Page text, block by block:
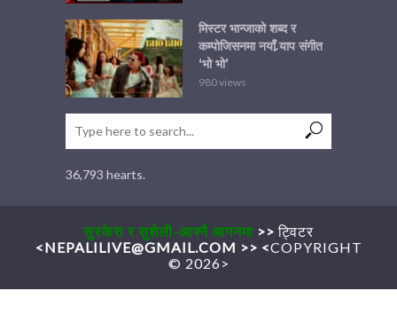
मिस्टर भान्जाको शब्द र
कम्पोजिसनमा नयाँ र्‍याप संगीत
‘भो भो’
980 views
36,793 hearts.
सुस्केरा र सुशेली-आफ्नै आगनमा >> ट्विटर
<NEPALILIVE@GMAIL.COM >> <COPYRIGHT
© 2026>